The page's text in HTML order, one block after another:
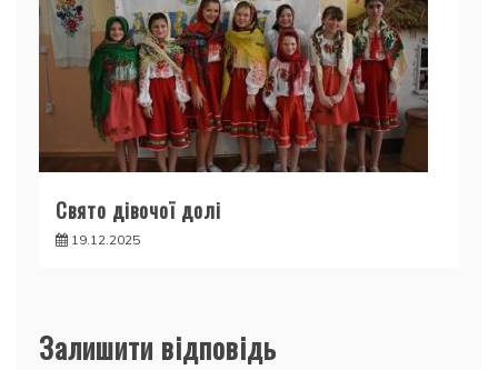
Свято дівочої долі
19.12.2025
Залишити відповідь